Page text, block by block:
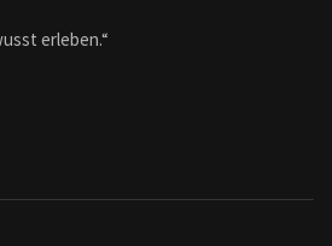
erleben.“